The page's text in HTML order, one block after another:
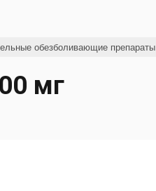
обезболивающие препараты
мг